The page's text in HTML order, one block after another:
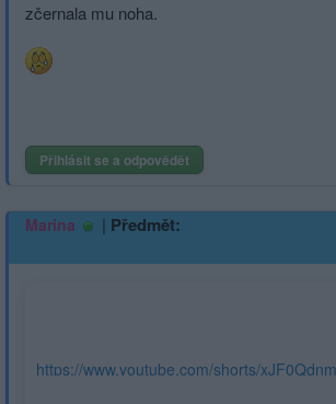
zčernala mu noha.
Přihlásit se a odpovědět
Marina | Předmět:
https://www.youtube.com/shorts/